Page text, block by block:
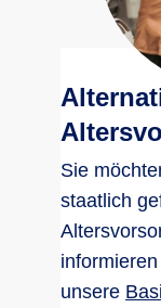
Sie
staatlich
unsere